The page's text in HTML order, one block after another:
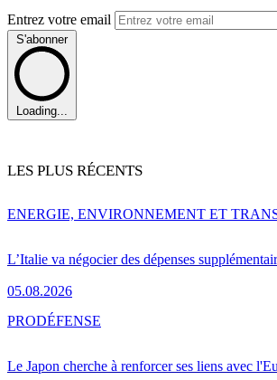
Entrez votre email
S'abonner
Loading...
LES PLUS RÉCENTS
L’Italie va négocier des dépenses
05.08.2026
ENERGIE, ENVIRONNEMENT ET
Le Japon cherche à renforcer ses liens avec
PRODÉFENSE